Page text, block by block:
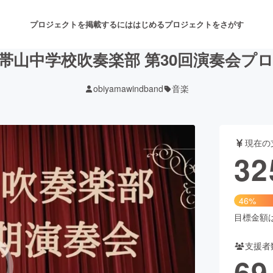
プロジェクトを掲載するにははじめるプロジェクトをさがす
舞台・パフォーマンス
ゲーム・サービス開発 フード・飲食店
書籍・雑誌出版
チャレンジ ビューティー・ヘルスケ
山中学校吹奏楽部 第30回演奏会プ
obiyamawindband 音楽
現在
46%
目標金額
支援者